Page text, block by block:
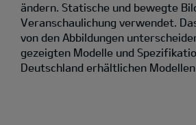
ändern. Statische und bewegte
Veranschaulichung verwendet.
von den Abbildungen
gezeigten Modelle und
Deutschland erhältlichen